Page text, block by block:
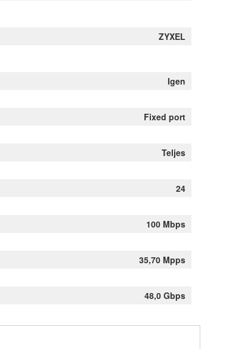
ZYXEL
Igen
Fixed port
Teljes
24
100 Mbps
35,70 Mpps
48,0 Gbps